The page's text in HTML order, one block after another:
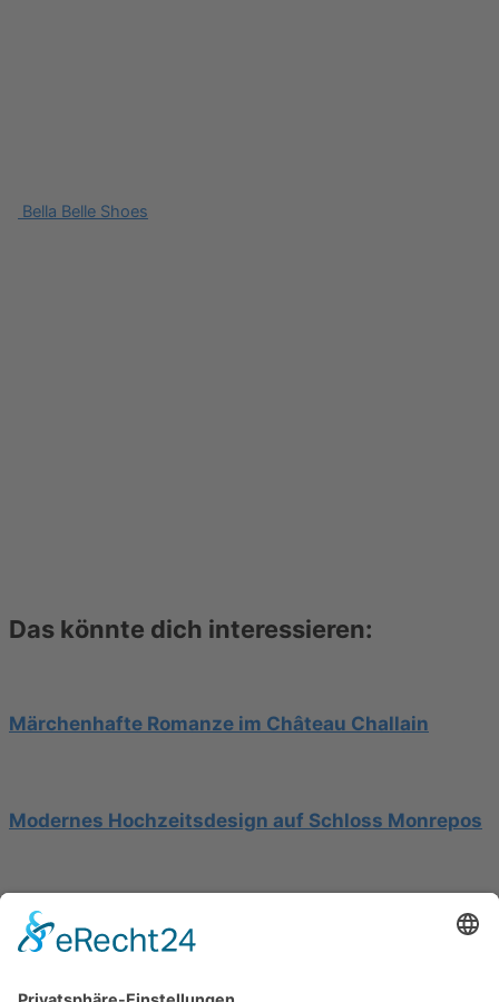
Bella Belle Shoes
Das könnte dich interessieren:
Märchenhafte Romanze im Château Challain
Modernes Hochzeitsdesign auf Schloss Monrepos
Hochzeit am Gardasee auf einer Segelyacht